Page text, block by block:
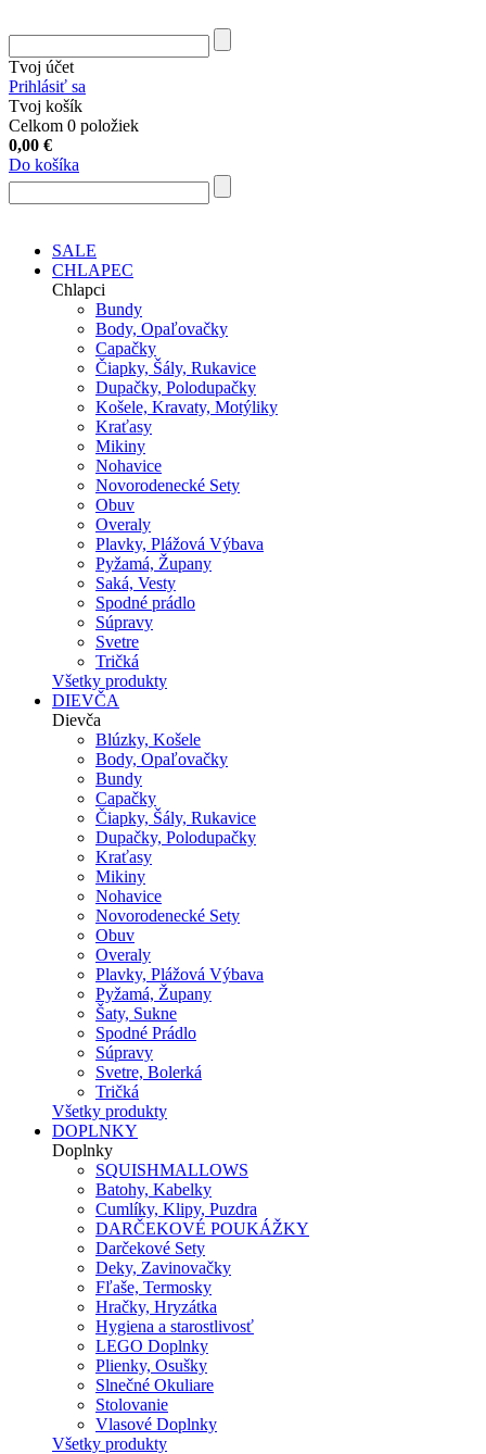
Tvoj účet
Prihlásiť sa
Tvoj košík
Celkom 0 položiek
0,00 €
Do košíka
SALE
CHLAPEC
Chlapci
Bundy
Body, Opaľovačky
Capačky
Čiapky, Šály, Rukavice
Dupačky, Polodupačky
Košele, Kravaty, Motýliky
Kraťasy
Mikiny
Nohavice
Novorodenecké Sety
Obuv
Overaly
Plavky, Plážová Výbava
Pyžamá, Župany
Saká, Vesty
Spodné prádlo
Súpravy
Svetre
Tričká
Všetky produkty
DIEVČA
Dievča
Blúzky, Košele
Body, Opaľovačky
Bundy
Capačky
Čiapky, Šály, Rukavice
Dupačky, Polodupačky
Kraťasy
Mikiny
Nohavice
Novorodenecké Sety
Obuv
Overaly
Plavky, Plážová Výbava
Pyžamá, Župany
Šaty, Sukne
Spodné Prádlo
Súpravy
Svetre, Bolerká
Tričká
Všetky produkty
DOPLNKY
Doplnky
SQUISHMALLOWS
Batohy, Kabelky
Cumlíky, Klipy, Puzdra
DARČEKOVÉ POUKÁŽKY
Darčekové Sety
Deky, Zavinovačky
Fľaše, Termosky
Hračky, Hryzátka
Hygiena a starostlivosť
LEGO Doplnky
Plienky, Osušky
Slnečné Okuliare
Stolovanie
Vlasové Doplnky
Všetky produkty